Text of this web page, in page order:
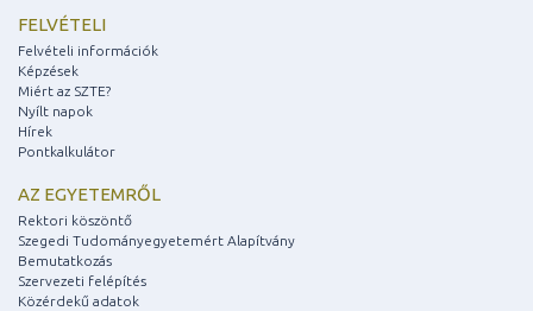
FELVÉTELI
Felvételi információk
Képzések
Miért az SZTE?
Nyílt napok
Hírek
Pontkalkulátor
AZ EGYETEMRŐL
Rektori köszöntő
Szegedi Tudományegyetemért Alapítvány
Bemutatkozás
Szervezeti felépítés
Közérdekű adatok